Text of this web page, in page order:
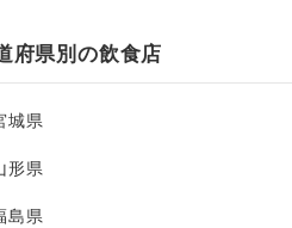
府県別の飲食店
城県
形県
島県